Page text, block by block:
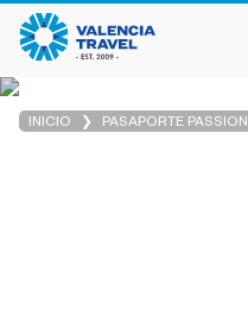
INICIO PASAPORTE PASSION